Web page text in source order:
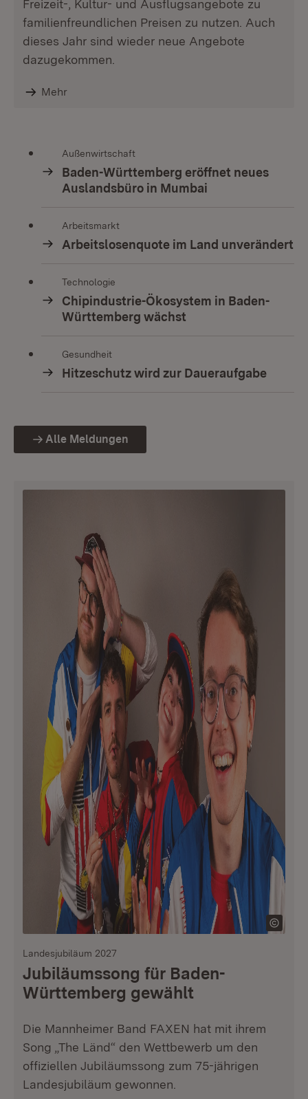
Freizeit-, Kultur- und Ausflugsangebote zu
familienfreundlichen Preisen zu nutzen. Auch
dieses Jahr sind wieder neue Angebote
dazugekommen.
Mehr
Außenwirtschaft
Baden-Württemberg eröffnet neues
Auslandsbüro in Mumbai
Arbeitsmarkt
Arbeitslosenquote im Land unverändert
Technologie
Chipindustrie-Ökosystem in Baden-
Württemberg wächst
Gesundheit
Hitzeschutz wird zur Daueraufgabe
Alle Meldungen
Landesjubiläum 2027
Jubiläumssong für Baden-
Württemberg gewählt
Die Mannheimer Band FAXEN hat mit ihrem
Song „The Länd“ den Wettbewerb um den
offiziellen Jubiläumssong zum 75-jährigen
Landesjubiläum gewonnen.